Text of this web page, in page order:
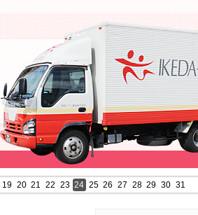
19 20 21 22 23 24 25 26 27 28 29 30 31